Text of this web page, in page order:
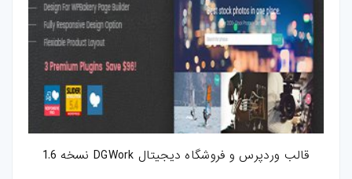
قالب وردپرس و فروشگاه دیجیتال DGWork نسخه 1.6